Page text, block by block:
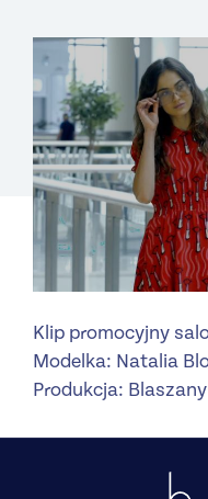
Klip promocyjny
Modelka: Natalia
Produkcja: